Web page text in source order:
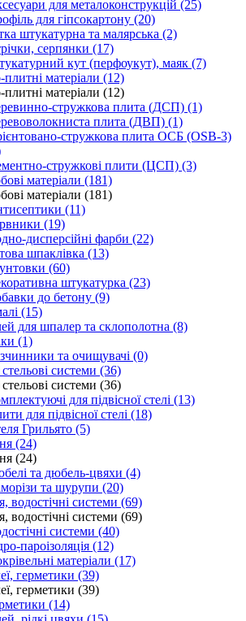
для металоконструкцій (25)
для гіпсокартону (20)
штукатурна та малярська (2)
серпянки (17)
кут (перфоукут), маяк (7)
матеріали (12)
матеріали (12)
стружкова плита (ДСП) (1)
плита (ДВП) (1)
стружкова плита ОСБ (OSB-3)
стружкові плити (ЦСП) (3)
матеріали (181)
матеріали (181)
(11)
(19)
дисперсійні фарби (22)
шпаклівка (13)
(60)
штукатурка (23)
до бетону (9)
(15)
для шпалер та склополотна (8)
(1)
та очищувачі (0)
стельові системи (36)
стельові системи (36)
для підвісної стелі (13)
для підвісної стелі (18)
Грильято (5)
(24)
(24)
та дюбель-цвяхи (4)
та шурупи (20)
водостічні системи (69)
водостічні системи (69)
системи (40)
пароізоляція (12)
матеріали (17)
герметики (39)
герметики (39)
(14)